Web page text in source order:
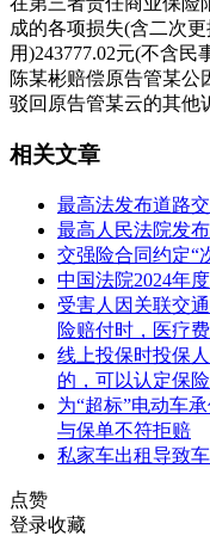
成的各项损失(含二次
用)243777.02元(不含民
陈某彬赔偿原告管某公
驳回原告管某云的其他
相关文章
最高法发布道路
最高人民法院发
交强险合同约定“
中国法院2024年
受害人因关联交
险赔付时，医疗
线上投保时投保
的，可以认定保
为“超标”电动车
与保单不符拒赔
私家车出租导致
点赞
登录收藏